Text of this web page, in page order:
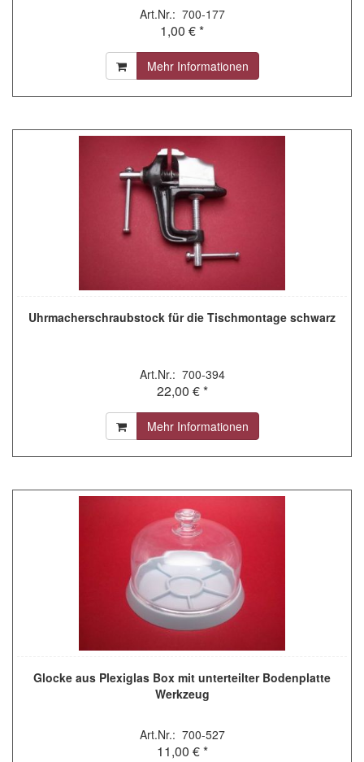
Art.Nr.: 700-177
1,00 € *
Mehr Informationen
Uhrmacherschraubstock für die Tischmontage schwarz
Art.Nr.: 700-394
22,00 € *
Mehr Informationen
Glocke aus Plexiglas Box mit unterteilter Bodenplatte
Werkzeug
Art.Nr.: 700-527
11,00 € *